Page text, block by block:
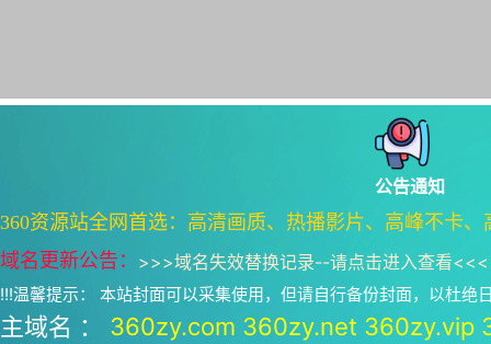
公告通知
360资源站全网首选：高清画质、热播影片、高峰不卡
域名更新公告： >>>域名失效替换记录--请点击进入查看<<<
!!!温馨提示： 本站封面可以采集使用，但请自行备份封面，以杜绝
主域名 ： 360zy.com 360zy.net 360zy.vip